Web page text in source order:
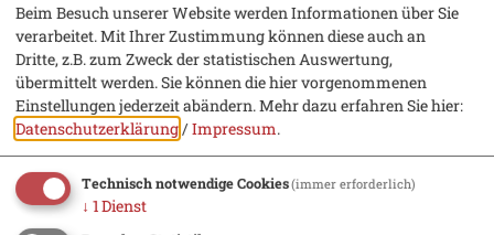
Eine Kopie dieser E-Mail wird an Ihre Adresse
verschickt.
Beim Besuch unserer Website werden Informationen über Sie
verarbeitet. Mit Ihrer Zustimmung können diese auch an
Dritte, z.B. zum Zweck der statistischen Auswertung,
übermittelt werden. Sie können die hier vorgenommenen
Einstellungen jederzeit abändern.Mehr dazu erfahren Sie hier:
Datenschutzerklärung/Impressum.
Technisch notwendige Cookies(immer erforderlich)
↓ 1 Dienst